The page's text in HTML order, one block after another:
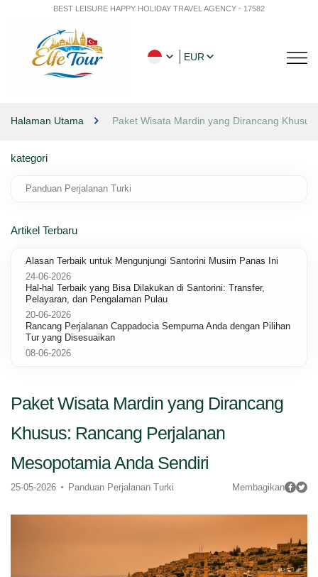
BEST LEISURE HAPPY HOLIDAY TRAVEL AGENCY - 17582
EUR
Halaman Utama Paket Wisata Mardin yang Dirancang
Paket Wisata Mardin yang Dirancang
Khusus: Rancang Perjalanan
Mesopotamia Anda Sendiri
25-05-2026 Panduan Perjalanan Turki Membagikan
kategori
Panduan Perjalanan Turki
Artikel Terbaru
Alasan Terbaik untuk Mengunjungi Santorini Musim Panas Ini
24-06-2026
Hal-hal Terbaik yang Bisa Dilakukan di Santorini: Transfer,
Pelayaran, dan Pengalaman Pulau
20-06-2026
Rancang Perjalanan Cappadocia Sempurna Anda dengan Pilihan
Tur yang Disesuaikan
08-06-2026